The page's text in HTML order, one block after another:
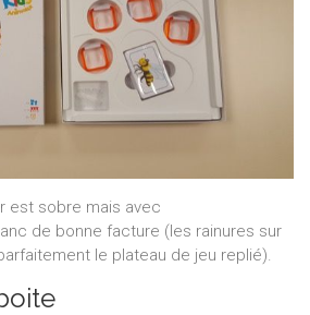
est sobre mais avec
de bonne facture (les rainures sur
le plateau de jeu replié).